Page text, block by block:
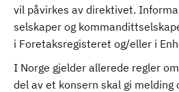
vil påvirkes av direktivet.
selskaper og
i Foretaksregisteret og/eller i
I Norge gjelder allerede regler
del av et konsern skal gi